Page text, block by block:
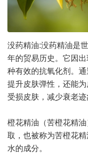
没药精油:没药精油是
年的贸易历史。它因
种有效的抗氧化剂。
提升皮肤弹性，还能
受损皮肤，减少衰老迹
橙花精油（苦橙花精
取，也被称为苦橙花
水的成分。